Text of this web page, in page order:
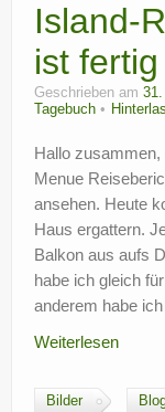
Freizeit
Wohnmobil-
?
Island-
ist fertig
Geschrieben am
Tagebuch
Hallo zusammen,
Menue
ansehen. Heute
Haus ergattern.
Balkon aus aufs
habe ich gleich
anderem habe ich
Weiterlesen
Bilder